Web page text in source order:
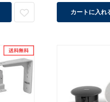
カートに入れ